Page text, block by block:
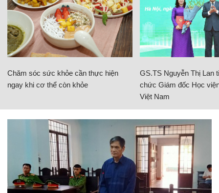
Chăm sóc sức khỏe cần thực hiện
ngay khi cơ thể còn khỏe
GS.TS Nguyễn Thị Lan
chức Giám đốc Học
Việt Nam